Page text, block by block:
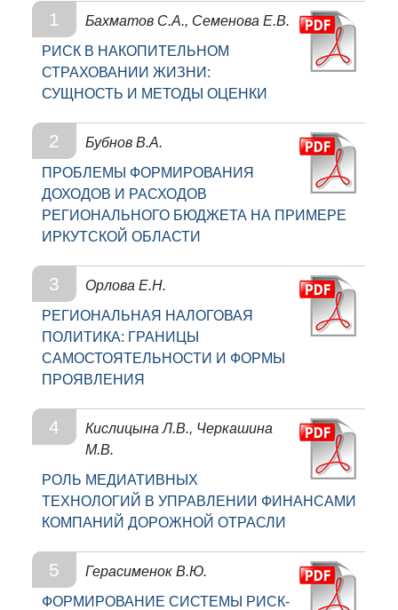
1
Бахматов С.А., Семенова Е.В.
РИСК В НАКОПИТЕЛЬНОМ
СТРАХОВАНИИ ЖИЗНИ:
СУЩНОСТЬ И МЕТОДЫ ОЦЕНКИ
2
Бубнов В.А.
ПРОБЛЕМЫ ФОРМИРОВАНИЯ
ДОХОДОВ И РАСХОДОВ
РЕГИОНАЛЬНОГО БЮДЖЕТА НА ПРИМЕРЕ
ИРКУТСКОЙ ОБЛАСТИ
3
Орлова Е.Н.
РЕГИОНАЛЬНАЯ НАЛОГОВАЯ
ПОЛИТИКА: ГРАНИЦЫ
САМОСТОЯТЕЛЬНОСТИ И ФОРМЫ
ПРОЯВЛЕНИЯ
4
Кислицына Л.В., Черкашина
М.В.
РОЛЬ МЕДИАТИВНЫХ
ТЕХНОЛОГИЙ В УПРАВЛЕНИИ ФИНАНСАМИ
КОМПАНИЙ ДОРОЖНОЙ ОТРАСЛИ
5
Герасименок В.Ю.
ФОРМИРОВАНИЕ СИСТЕМЫ РИСК-